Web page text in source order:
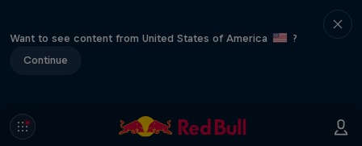
Want to see content from United States of America
?
Continue